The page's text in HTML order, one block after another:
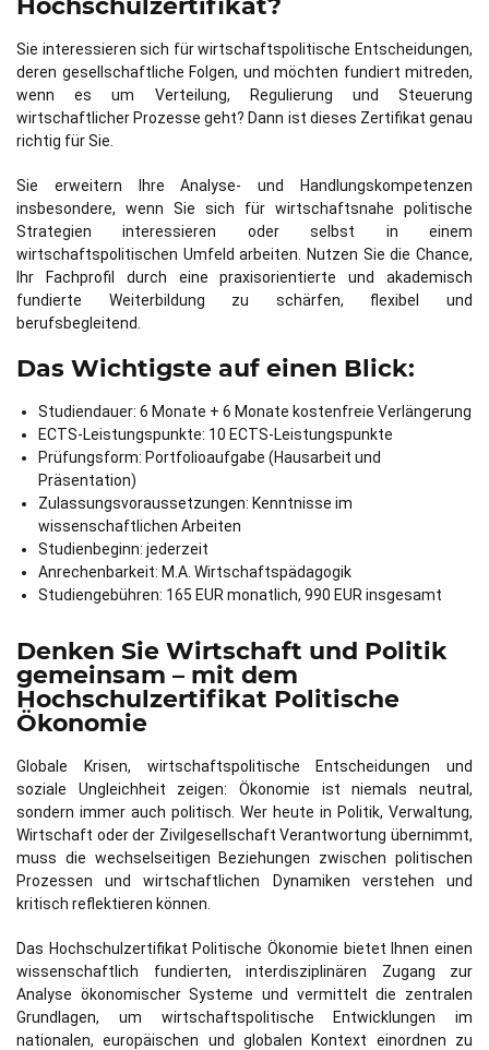
Hochschulzertifikat?
Sie interessieren sich für wirtschaftspolitische Entscheidungen,
deren gesellschaftliche Folgen, und möchten fundiert mitreden,
wenn es um Verteilung, Regulierung und Steuerung
wirtschaftlicher Prozesse geht? Dann ist dieses Zertifikat genau
richtig für Sie.
Sie erweitern Ihre Analyse- und Handlungskompetenzen
insbesondere, wenn Sie sich für wirtschaftsnahe politische
Strategien interessieren oder selbst in einem
wirtschaftspolitischen Umfeld arbeiten. Nutzen Sie die Chance,
Ihr Fachprofil durch eine praxisorientierte und akademisch
fundierte Weiterbildung zu schärfen, flexibel und
berufsbegleitend.
Das Wichtigste auf einen Blick:
Studiendauer: 6 Monate + 6 Monate kostenfreie Verlängerung
ECTS-Leistungspunkte: 10 ECTS-Leistungspunkte
Prüfungsform: Portfolioaufgabe (Hausarbeit und
Präsentation)
Zulassungsvoraussetzungen: Kenntnisse im
wissenschaftlichen Arbeiten
Studienbeginn: jederzeit
Anrechenbarkeit: M.A. Wirtschaftspädagogik
Studiengebühren: 165 EUR monatlich, 990 EUR insgesamt
Denken Sie Wirtschaft und Politik
gemeinsam – mit dem
Hochschulzertifikat Politische
Ökonomie
Globale Krisen, wirtschaftspolitische Entscheidungen und
soziale Ungleichheit zeigen: Ökonomie ist niemals neutral,
sondern immer auch politisch. Wer heute in Politik, Verwaltung,
Wirtschaft oder der Zivilgesellschaft Verantwortung übernimmt,
muss die wechselseitigen Beziehungen zwischen politischen
Prozessen und wirtschaftlichen Dynamiken verstehen und
kritisch reflektieren können.
Das Hochschulzertifikat Politische Ökonomie bietet Ihnen einen
wissenschaftlich fundierten, interdisziplinären Zugang zur
Analyse ökonomischer Systeme und vermittelt die zentralen
Grundlagen, um wirtschaftspolitische Entwicklungen im
nationalen, europäischen und globalen Kontext einordnen zu